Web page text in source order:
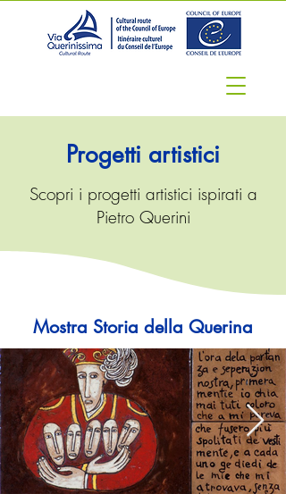
Progetti artistici
Scopri i progetti artistici ispirati a
Pietro Querini
Mostra Storia della Querina